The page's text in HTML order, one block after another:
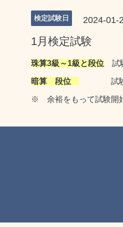
検定試験日 2024-01-
1月検定試験
珠算3級～1級と段位 試
暗算 段位 試
※ 余裕をもって試験開